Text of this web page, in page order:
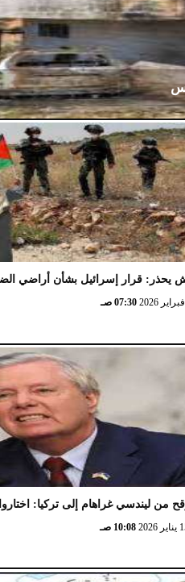
يحذر: قرار إسرائيل بشأن أراضي
07:30 صـ
من ليندسي غراهام إلى تركيا:
10:08 صـ